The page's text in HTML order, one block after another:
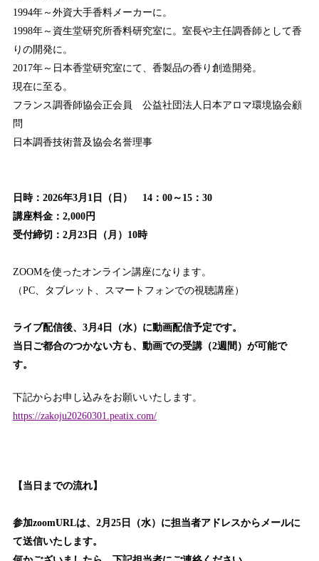
1994年～外資大手香料メーカーに。
1998年～資生堂研究所香料研究室に。室長や主任調香師として香
りの開発に。
2017年～日本香堂研究室にて、香製品の香り創造開発。
現在に至る。
フランス調香師協会正会員 公益社団法人日本アロマ環境協会顧
問
日本調香技術普及協会名誉理事
日時：2026年3月1日（日） 14：00～15：30
講座料金：2,000円
受付締切：2月23日（月）10時
ZOOMを使ったオンライン講座になります。
（PC、タブレット、スマートフォンでの視聴講座）
ライブ配信後、3月4日（水）に動画配信予定です。
当日ご都合のつかない方も、動画での受講（2週間）が可能で
す。
下記からお申し込みをお願いいたします。
https://zakoju20260301.peatix.com/
【当日までの流れ】
参加zoomURLは、2月25日（水）に担当者アドレスからメールに
て送信いたします。